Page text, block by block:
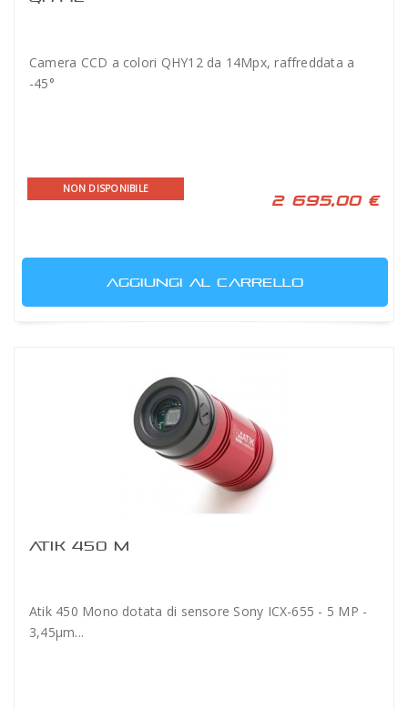
Camera CCD a colori QHY12 da 14Mpx, raffreddata a
-45°
NON DISPONIBILE
2 695,00 €
AGGIUNGI AL CARRELLO
ATIK 450 M
Atik 450 Mono dotata di sensore Sony ICX-655 - 5 MP -
3,45µm...